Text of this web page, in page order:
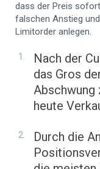
dass der Preis
falschen Anstieg
Limitorder anlegen.
Nach der
das Gros
Abschwung
heute
Durch die